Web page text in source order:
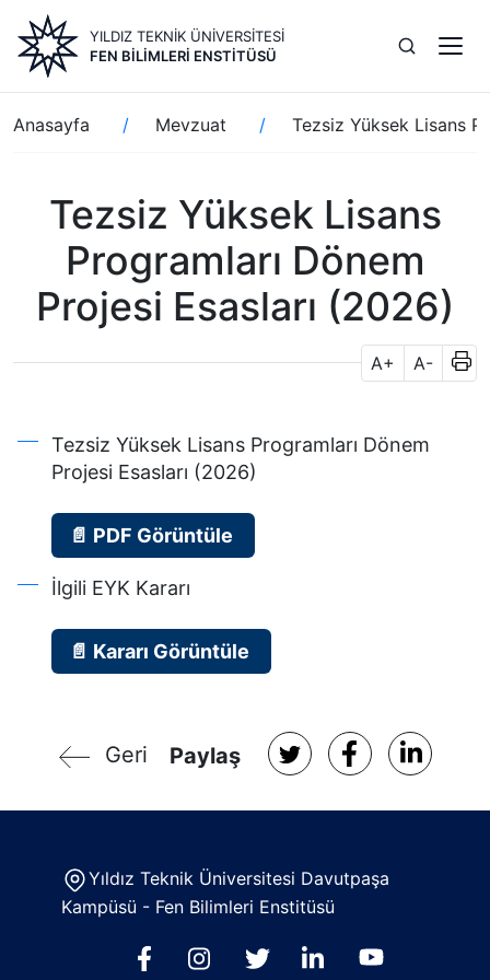
içeriğe
atla
YILDIZ TEKNİK ÜNİVERSİTESİ
FEN BILIMLERI ENSTITÜSÜ
Sayfa
yolu
Anasayfa Mevzuat Tezsiz Yüksek Lisans
Tezsiz Yüksek Lisans
Programları Dönem
Projesi Esasları (2026)
A+ A-
Tezsiz Yüksek Lisans Programları Dönem
Projesi Esasları (2026)
📄 PDF Görüntüle
İlgili EYK Kararı
📄 Kararı Görüntüle
Geri Paylaş
Yıldız Teknik Üniversitesi Davutpaşa
Kampüsü - Fen Bilimleri Enstitüsü